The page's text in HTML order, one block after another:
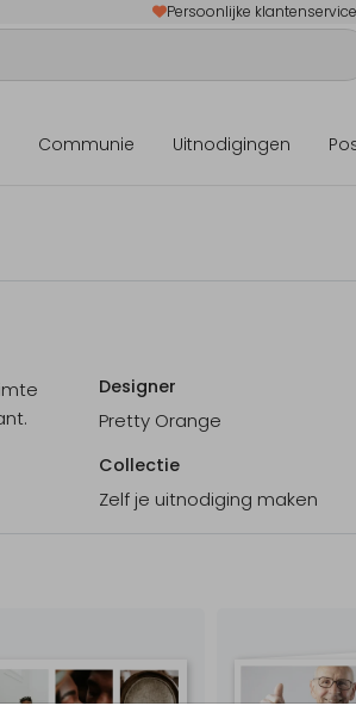
Persoonlijke klantenservice
Communie Uitnodigingen
Designer
Pretty Orange
Collectie
Zelf je uitnodiging maken